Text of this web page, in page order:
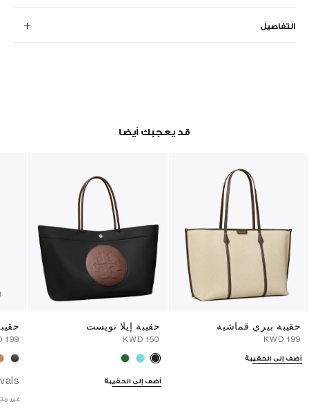
التفاصيل
قد يعجبك أيضا
حقيبة بيري قماشية
أضف إلى الحقيبة
حقيبة إيلا تويست
أضف إلى الحقيبة
غير